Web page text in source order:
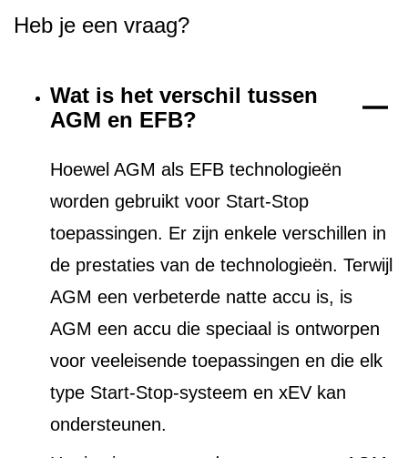
Heb je een vraag?
Wat is het verschil tussen
AGM en EFB?
Hoewel AGM als EFB technologieën
worden gebruikt voor Start-Stop
toepassingen. Er zijn enkele verschillen in
de prestaties van de technologieën. Terwijl
AGM een verbeterde natte accu is, is
AGM een accu die speciaal is ontworpen
voor veeleisende toepassingen en die elk
type Start-Stop-systeem en xEV kan
ondersteunen.